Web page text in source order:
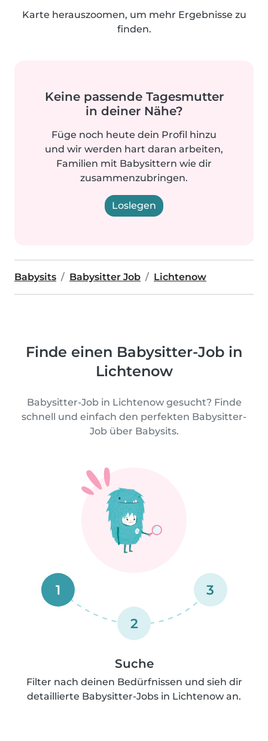
Karte herauszoomen, um mehr Ergebnisse zu
finden.
Keine passende Tagesmutter
in deiner Nähe?
Füge noch heute dein Profil hinzu
und wir werden hart daran arbeiten,
Familien mit Babysittern wie dir
zusammenzubringen.
Loslegen
Babysits Babysitter Job Lichtenow
Finde einen Babysitter-Job in
Lichtenow
Babysitter-Job in Lichtenow gesucht? Finde
schnell und einfach den perfekten Babysitter-
Job über Babysits.
1
2
3
Suche
Filter nach deinen Bedürfnissen und sieh dir
detaillierte Babysitter-Jobs in Lichtenow an.